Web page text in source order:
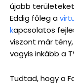
újabb területeket
Eddig főleg a
kapcsolatos
viszont már
vagyis inkább a
Tudtad, hogy a